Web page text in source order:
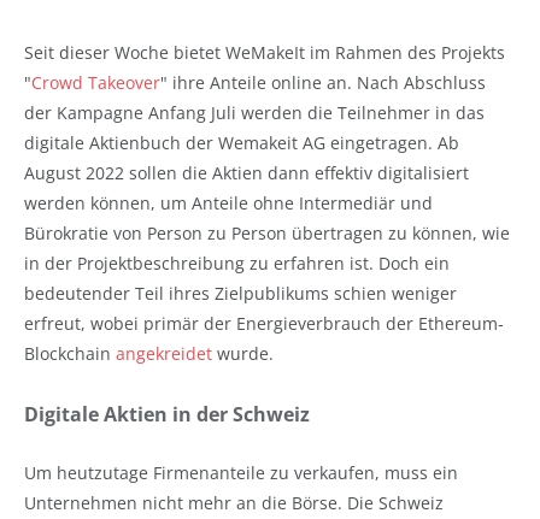
Seit dieser Woche bietet WeMakeIt im Rahmen des Projekts
"Crowd Takeover" ihre Anteile online an. Nach Abschluss
der Kampagne Anfang Juli werden die Teilnehmer in das
digitale Aktienbuch der Wemakeit AG eingetragen. Ab
August 2022 sollen die Aktien dann effektiv digitalisiert
werden können, um Anteile ohne Intermediär und
Bürokratie von Person zu Person übertragen zu können, wie
in der Projektbeschreibung zu erfahren ist. Doch ein
bedeutender Teil ihres Zielpublikums schien weniger
erfreut, wobei primär der Energieverbrauch der Ethereum-
Blockchain angekreidet wurde.
Digitale Aktien in der Schweiz
Um heutzutage Firmenanteile zu verkaufen, muss ein
Unternehmen nicht mehr an die Börse. Die Schweiz